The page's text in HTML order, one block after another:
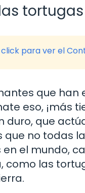
tortugas
click para ver el
que
eso, ¡más
duro, que
no todas
el mundo,
como las